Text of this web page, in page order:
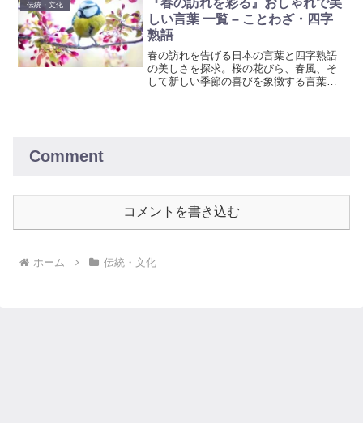
伝統・文化
『春の訪れを彩る』おしゃれで美
しい言葉 一覧 – ことわざ・四字
熟語
春の訪れを告げる日本の言葉と四字熟語
の美しさを探求。桜の花びら、春風、そ
して新しい季節の喜びを象徴する言葉た
Comment
コメントを書き込む
ホーム 伝統・文化